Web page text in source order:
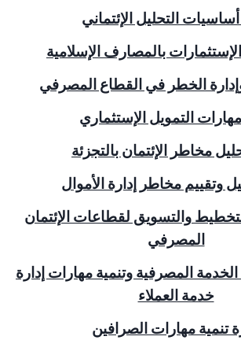
التحليل الإئتماني
بالمصارف الإسلامية
الخطر في القطاع المصرفي
التمويل الإستثماري
مخاطر الإئتمان بالتجزئة
وتقييم مخاطر إدارة الأموال
والتسويق لقطاعات الإئتمان
المصرفي
المصرفية وتنمية مهارات إدارة
خدمة العملاء
تنمية مهارات الصرافين